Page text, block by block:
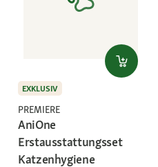
EXKLUSIV
PREMIERE
AniOne
Erstausstattungsset
Katzenhygiene